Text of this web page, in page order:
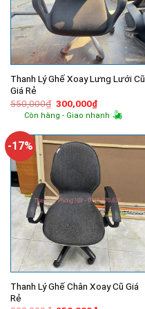
Thanh Lý Ghế Xoay Lưng Lưới Cũ
Giá Rẻ
550,000₫ Giá
gốc
là:
300,000₫Giá
hiện
tại
300,000₫.
Còn hàng - Giao nhanh
-17%
Thanh Lý Ghế Chân Xoay Cũ Giá
Rẻ